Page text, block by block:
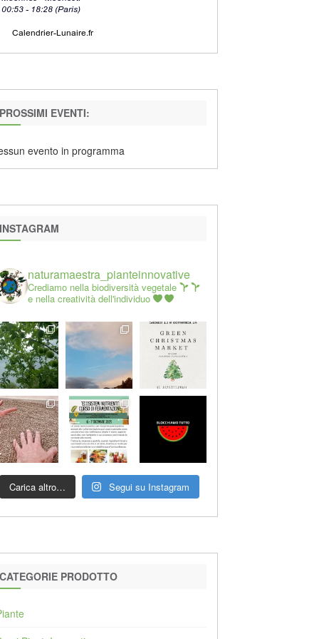
EVENTI:
evento in programma
naturamaestra_pianteinnovative
Crediamo nella biodiversità vegetale
e nella creatività dell'individuo
Carica altro… Segui su Instagram
PRODOTTO